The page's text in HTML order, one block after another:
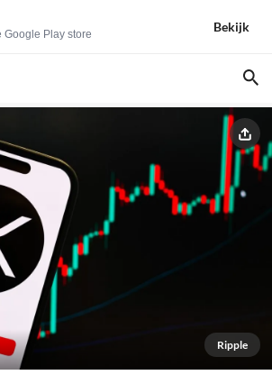
Google Play store
Bekijk
Ripple